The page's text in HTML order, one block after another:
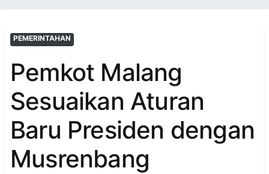
PEMERINTAHAN
Pemkot Malang
Sesuaikan Aturan
Baru Presiden dengan
Musrenbang